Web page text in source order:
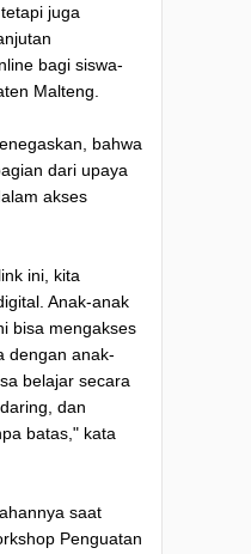
juga
bagi siswa-
Malteng.
bahwa
dari upaya
akses
ini, kita
Anak-anak
bisa mengakses
dengan anak-
belajar secara
dan
batas," kata
saat
Penguatan